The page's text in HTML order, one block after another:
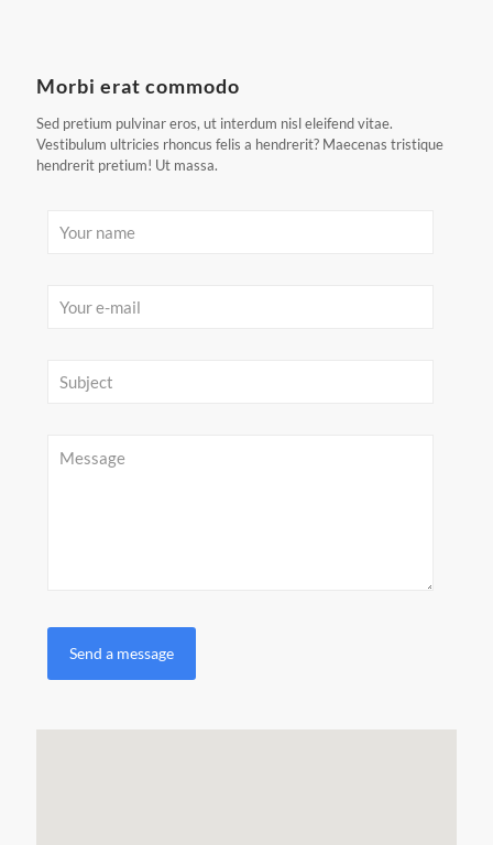
Morbi erat commodo
Sed pretium pulvinar eros, ut interdum nisl eleifend vitae.
Vestibulum ultricies rhoncus felis a hendrerit? Maecenas tristique
hendrerit pretium! Ut massa.